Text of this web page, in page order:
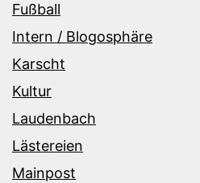
Fußball
Intern / Blogosphäre
Karscht
Kultur
Laudenbach
Lästereien
Mainpost